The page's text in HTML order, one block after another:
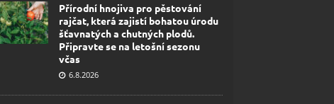
Přírodní hnojiva pro pěstování
rajčat, která zajistí bohatou úrodu
šťavnatých a chutných plodů.
Připravte se na letošní sezonu
včas
6.8.2026